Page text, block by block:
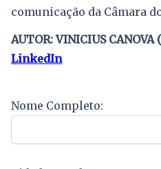
comunicação da Câmara
AUTOR: VINICIUS CANOVA
LinkedIn
Nome Completo: